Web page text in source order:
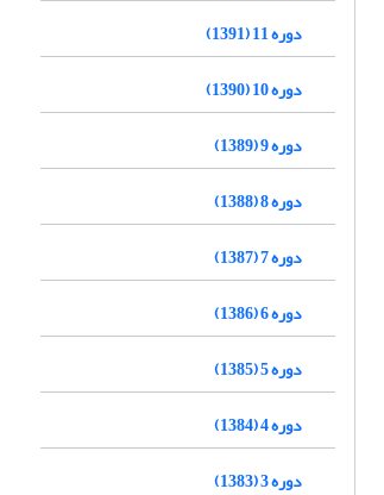
دوره 11 (1391)
دوره 10 (1390)
دوره 9 (1389)
دوره 8 (1388)
دوره 7 (1387)
دوره 6 (1386)
دوره 5 (1385)
دوره 4 (1384)
دوره 3 (1383)